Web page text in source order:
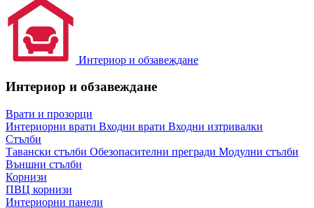
Интериор и обзавеждане
Интериор и обзавеждане
Врати и прозорци
Интериорни врати Входни врати Входни изтривалки
Стълби
Тавански стълби Обезопасителни прегради Модулни стълби
Външни стълби
Корнизи
ПВЦ корнизи
Интериорни панели